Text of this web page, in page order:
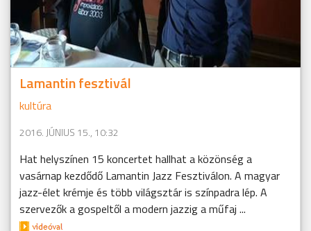
Lamantin fesztivál
kultúra
2016. JÚNIUS 15., 10:32
Hat helyszínen 15 koncertet hallhat a közönség a
vasárnap kezdődő Lamantin Jazz Fesztiválon. A magyar
jazz-élet krémje és több világsztár is színpadra lép. A
szervezők a gospeltől a modern jazzig a műfaj ...